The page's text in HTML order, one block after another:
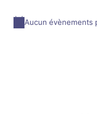
Aucun évènements